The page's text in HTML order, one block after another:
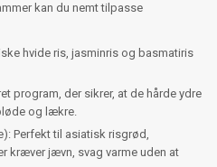
kan du nemt tilpasse
hvide ris, jasminris og basmatiris
program, der sikrer, at de hårde ydre
og lækre.
Perfekt til asiatisk risgrød,
kræver jævn, svag varme uden at